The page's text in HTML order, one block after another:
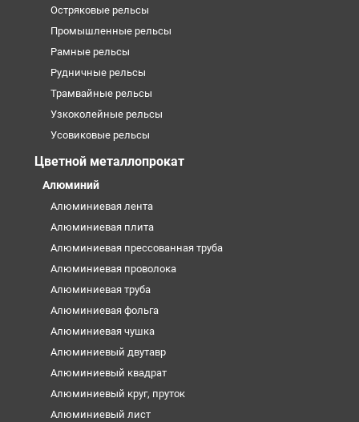
Остряковые рельсы
Промышленные рельсы
Рамные рельсы
Рудничные рельсы
Трамвайные рельсы
Узкоколейные рельсы
Усовиковые рельсы
Цветной металлопрокат
Алюминий
Алюминиевая лента
Алюминиевая плита
Алюминиевая прессованная труба
Алюминиевая проволока
Алюминиевая труба
Алюминиевая фольга
Алюминиевая чушка
Алюминиевый двутавр
Алюминиевый квадрат
Алюминиевый круг, пруток
Алюминиевый лист